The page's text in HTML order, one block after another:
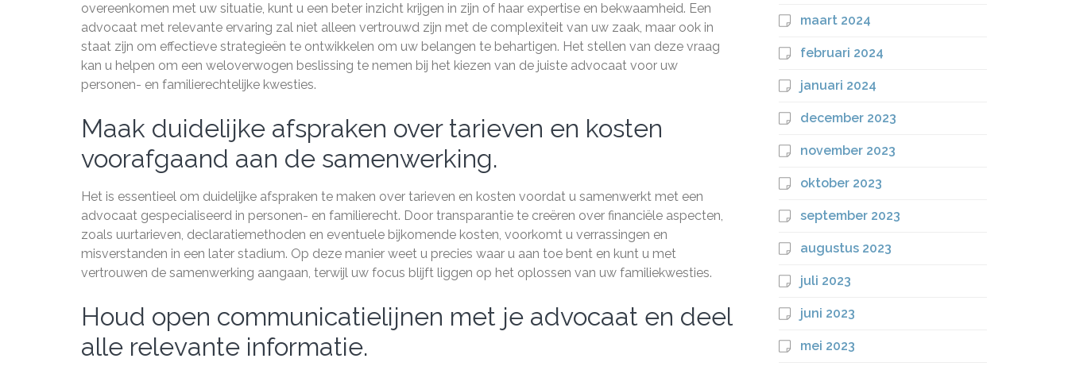
overeenkomen met uw situatie, kunt u een beter inzicht krijgen in zijn of haar expertise en bekwaamheid. Een
advocaat met relevante ervaring zal niet alleen vertrouwd zijn met de complexiteit van uw zaak, maar ook in
staat zijn om effectieve strategieën te ontwikkelen om uw belangen te behartigen. Het stellen van deze vraag
kan u helpen om een weloverwogen beslissing te nemen bij het kiezen van de juiste advocaat voor uw
personen- en familierechtelijke kwesties.
Maak duidelijke afspraken over tarieven en kosten
voorafgaand aan de samenwerking.
Het is essentieel om duidelijke afspraken te maken over tarieven en kosten voordat u samenwerkt met een
advocaat gespecialiseerd in personen- en familierecht. Door transparantie te creëren over financiële aspecten,
zoals uurtarieven, declaratiemethoden en eventuele bijkomende kosten, voorkomt u verrassingen en
misverstanden in een later stadium. Op deze manier weet u precies waar u aan toe bent en kunt u met
vertrouwen de samenwerking aangaan, terwijl uw focus blijft liggen op het oplossen van uw familiekwesties.
Houd open communicatielijnen met je advocaat en deel
alle relevante informatie.
maart 2024
februari 2024
januari 2024
december 2023
november 2023
oktober 2023
september 2023
augustus 2023
juli 2023
juni 2023
mei 2023